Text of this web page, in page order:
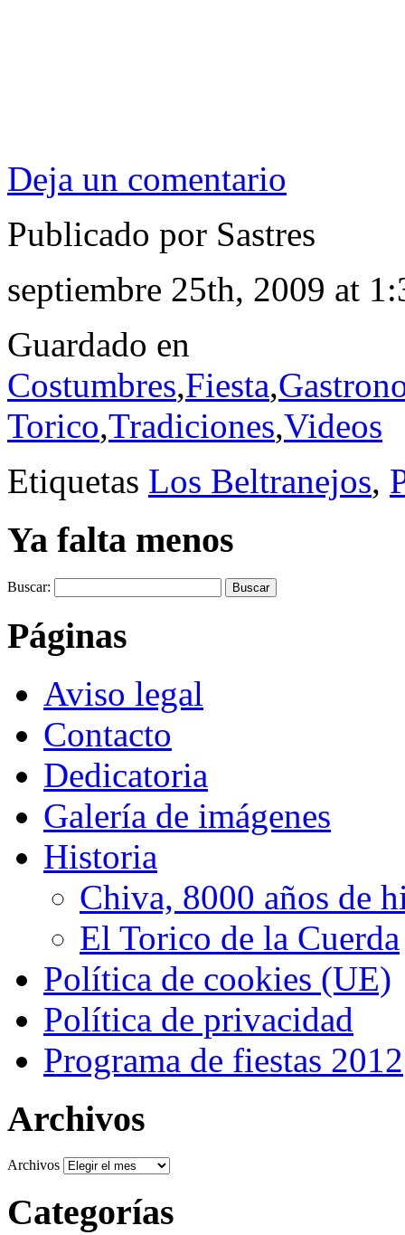
Deja un comentario
Publicado por Sastres
septiembre 25th, 2009 at
Guardado en
Costumbres,Fiesta,
Torico,Tradiciones,Videos
Etiquetas Los Beltranejos,
Ya falta menos
Buscar:
Páginas
Aviso legal
Contacto
Dedicatoria
Galería de imágenes
Historia
Chiva, 8000 años de
El Torico de la Cuerda
Política de cookies (UE)
Política de privacidad
Programa de fiestas 2012
Archivos
Archivos
Categorías